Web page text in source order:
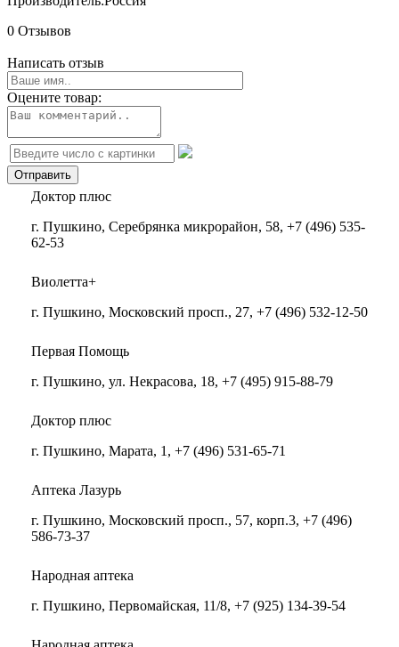
0 Отзывов
Написать отзыв
Оцените товар:
Доктор плюс
г. Пушкино, Серебрянка микрорайон, 58, +7 (496) 535-
62-53
Виолетта+
г. Пушкино, Московский просп., 27, +7 (496) 532-12-50
Первая Помощь
г. Пушкино, ул. Некрасова, 18, +7 (495) 915-88-79
Доктор плюс
г. Пушкино, Марата, 1, +7 (496) 531-65-71
Аптека Лазурь
г. Пушкино, Московский просп., 57, корп.3, +7 (496)
586-73-37
Народная аптека
г. Пушкино, Первомайская, 11/8, +7 (925) 134-39-54